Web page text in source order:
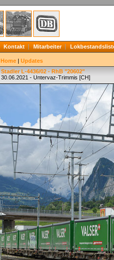
Kontakt Mitarbeiter
Home | Updates
Stadler L-4436/02 - RhB "20602"
30.06.2021 - Untervaz-Trimmis [CH]